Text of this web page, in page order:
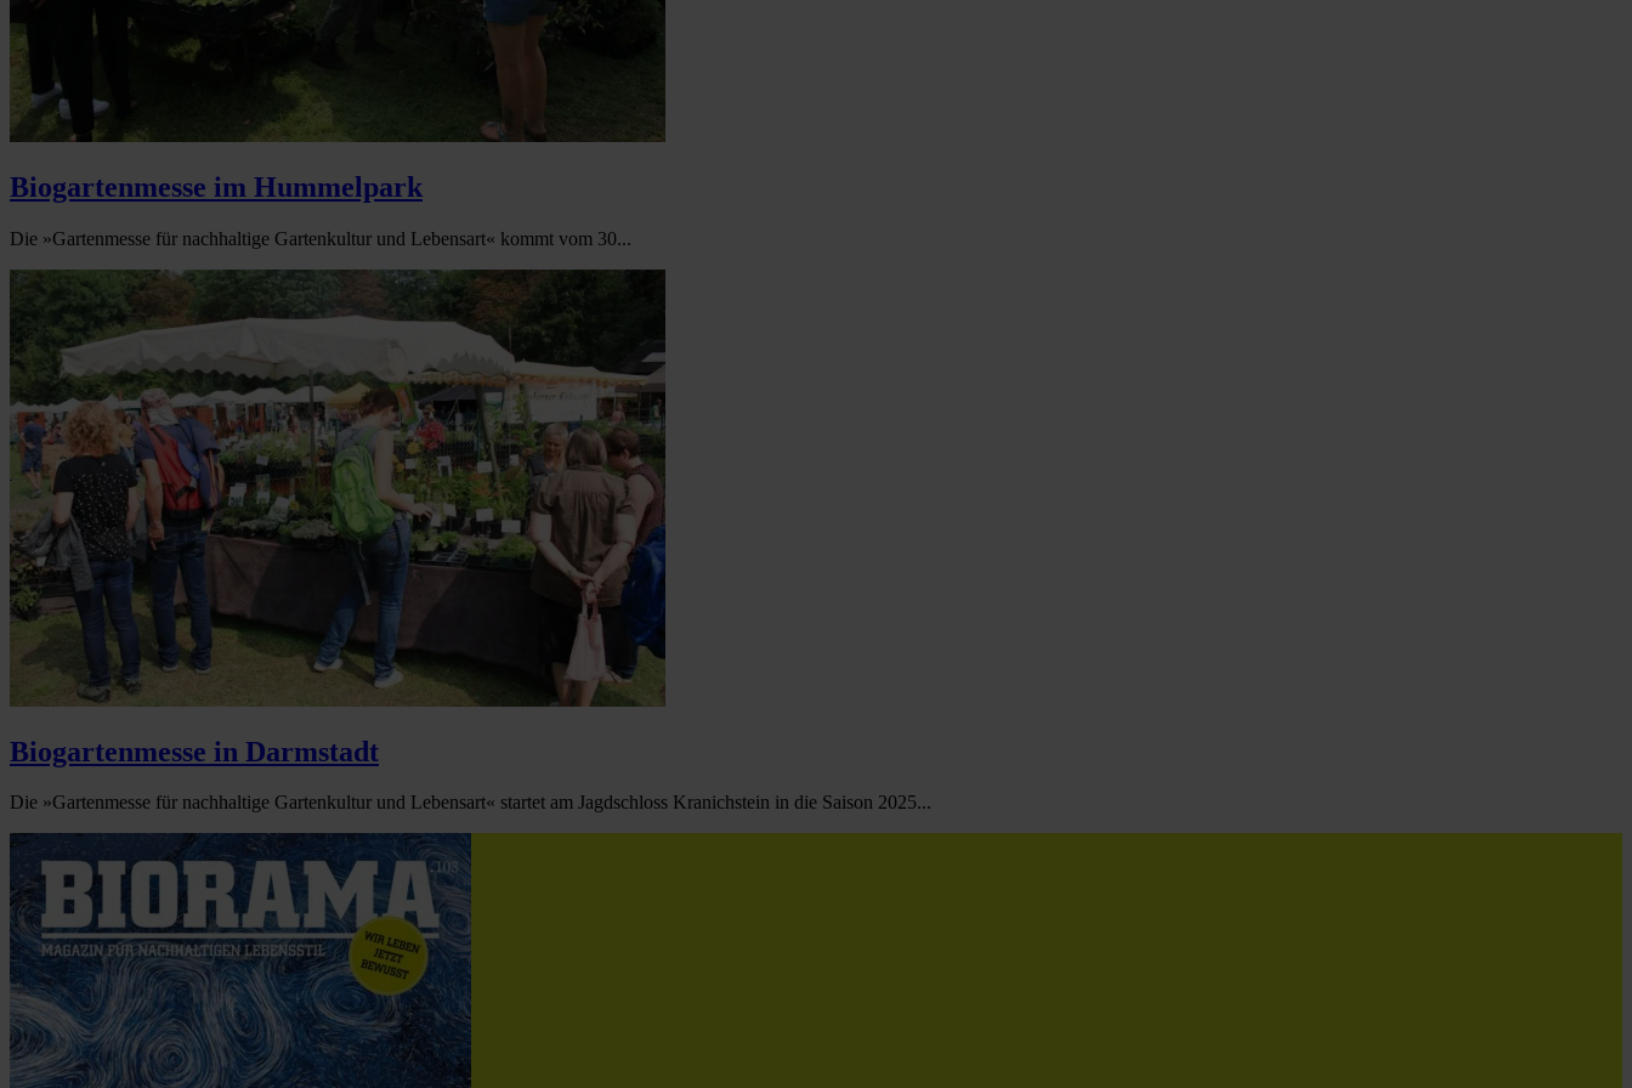
Biogartenmesse im Hummelpark
Die »Gartenmesse für nachhaltige Gartenkultur und Lebensart« kommt vom 30...
Biogartenmesse in Darmstadt
Die »Gartenmesse für nachhaltige Gartenkultur und Lebensart« startet am Jagdschloss Kranichstein in die Saison 2025...